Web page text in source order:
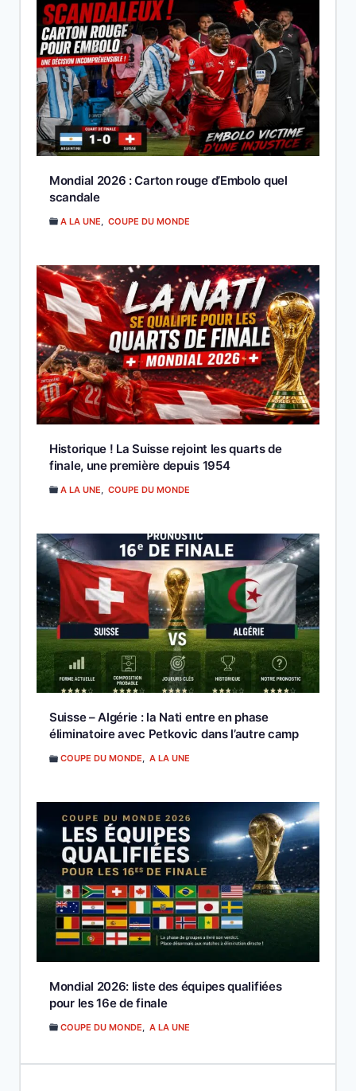
Mondial 2026 : Carton rouge d’Embolo quel
scandale
A LA UNE COUPE DU MONDE
Historique ! La Suisse rejoint les quarts de
finale, une première depuis 1954
A LA UNE, COUPE DU MONDE
Suisse – Algérie : la Nati entre en phase
éliminatoire avec Petkovic dans l’autre camp
COUPE DU MONDE, A LA UNE
Mondial 2026: liste des équipes qualifiées
pour les 16e de finale
COUPE DU MONDE A LA UNE